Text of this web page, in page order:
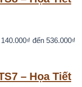
đến 536.000₫
– Họa Tiết